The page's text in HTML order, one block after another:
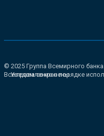
© 2025 Группа Всемирного
Все права сохранены.
Уведомление о порядке